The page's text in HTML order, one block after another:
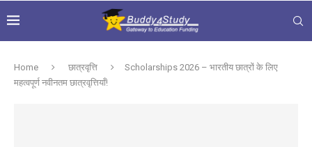
Home छात्रवृत्ति
Scholarships 2026 – भारतीय छात्रों के लिए
महत्वपूर्ण नवीनतम छात्रवृत्तियाँ!